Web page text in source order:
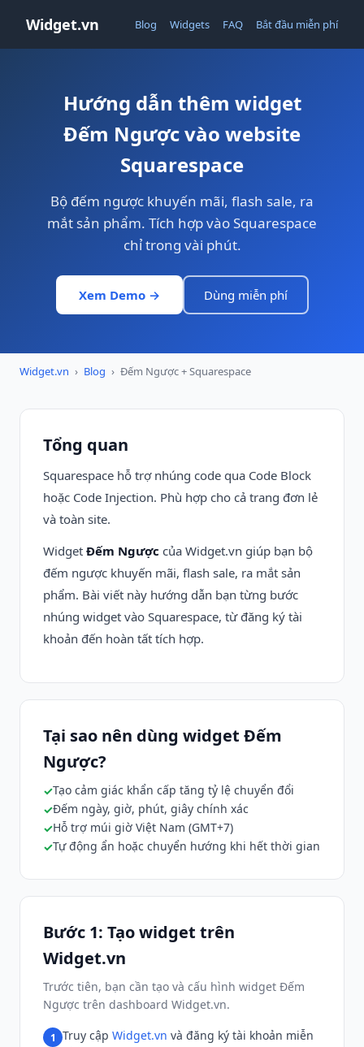
Widget.vn Blog Widgets FAQ Bắt đầu miễn phí
Hướng dẫn thêm widget
Đếm Ngược vào website
Squarespace
Bộ đếm ngược khuyến mãi, flash sale, ra
mắt sản phẩm. Tích hợp vào Squarespace
chỉ trong vài phút.
Xem Demo → Dùng miễn phí
Widget.vn › Blog › Đếm Ngược + Squarespace
Tổng quan
Squarespace hỗ trợ nhúng code qua Code Block
hoặc Code Injection. Phù hợp cho cả trang đơn lẻ
và toàn site.
Widget Đếm Ngược của Widget.vn giúp bạn bộ
đếm ngược khuyến mãi, flash sale, ra mắt sản
phẩm. Bài viết này hướng dẫn bạn từng bước
nhúng widget vào Squarespace, từ đăng ký tài
khoản đến hoàn tất tích hợp.
Tại sao nên dùng widget Đếm
Ngược?
Tạo cảm giác khẩn cấp tăng tỷ lệ chuyển đổi
Đếm ngày, giờ, phút, giây chính xác
Hỗ trợ múi giờ Việt Nam (GMT+7)
Tự động ẩn hoặc chuyển hướng khi hết thời gian
Bước 1: Tạo widget trên
Widget.vn
Trước tiên, bạn cần tạo và cấu hình widget Đếm
Ngược trên dashboard Widget.vn.
1 Truy cập Widget.vn và đăng ký tài khoản miễn